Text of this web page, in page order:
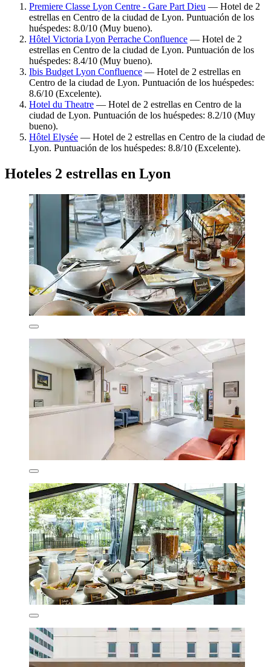
Premiere Classe Lyon Centre - Gare Part Dieu — Hotel de 2
estrellas en Centro de la ciudad de Lyon. Puntuación de los
huéspedes: 8.0/10 (Muy bueno).
Hôtel Victoria Lyon Perrache Confluence — Hotel de 2
estrellas en Centro de la ciudad de Lyon. Puntuación de los
huéspedes: 8.4/10 (Muy bueno).
Ibis Budget Lyon Confluence — Hotel de 2 estrellas en
Centro de la ciudad de Lyon. Puntuación de los huéspedes:
8.6/10 (Excelente).
Hotel du Theatre — Hotel de 2 estrellas en Centro de la
ciudad de Lyon. Puntuación de los huéspedes: 8.2/10 (Muy
bueno).
Hôtel Elysée — Hotel de 2 estrellas en Centro de la ciudad de
Lyon. Puntuación de los huéspedes: 8.8/10 (Excelente).
Hoteles 2 estrellas en Lyon